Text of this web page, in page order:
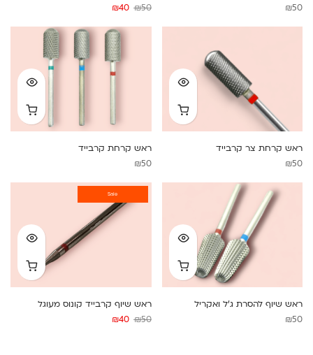
₪50
₪50
המחיר
היה:
₪50.
₪40
הוא:
₪40.
ראש קרחת צר קרבייד
₪50
ראש קרחת קרבייד
₪50
ראש שיוף להסרת ג’ל ואקריל
₪50
Sale
ראש שיוף קרבייד קונוס מעוגל
₪50
המחיר
₪40